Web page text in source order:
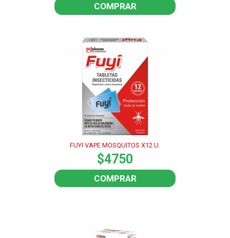
COMPRAR
FUYI VAPE MOSQUITOS X12 U.
$4750
COMPRAR